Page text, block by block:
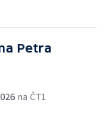
Petra
na ČT1